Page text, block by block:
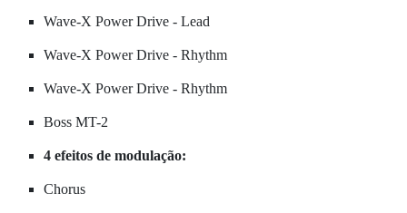
Wave-X Power Drive - Lead
Wave-X Power Drive - Rhythm
Wave-X Power Drive - Rhythm
Boss MT-2
4 efeitos de modulação:
Chorus